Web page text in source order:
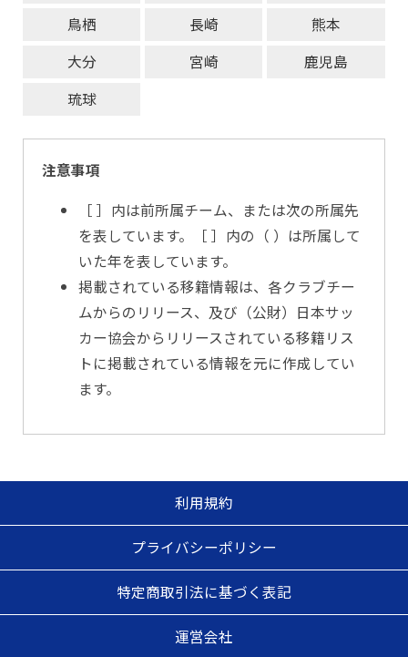
鳥栖
長崎
熊本
大分
宮崎
鹿児島
琉球
注意事項
［ ］内は前所属チーム、または次の所属先
を表しています。［ ］内の（ ）は所属して
いた年を表しています。
掲載されている移籍情報は、各クラブチー
ムからのリリース、及び（公財）日本サッ
カー協会からリリースされている移籍リス
トに掲載されている情報を元に作成してい
ます。
利用規約
プライバシーポリシー
特定商取引法に基づく表記
運営会社